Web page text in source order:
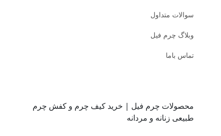
سوالات متداول
وبلاگ چرم فیل
تماس باما
محصولات چرم فیل | خرید کیف چرم و کفش چرم
طبیعی زنانه و مردانه